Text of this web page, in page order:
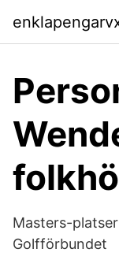
Masters-
Golfförbundet